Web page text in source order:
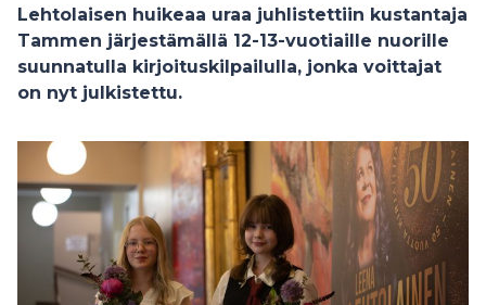
Lehtolaisen huikeaa uraa juhlistettiin kustantaja
Tammen järjestämällä 12-13-vuotiaille nuorille
suunnatulla kirjoituskilpailulla, jonka voittajat
on nyt julkistettu.